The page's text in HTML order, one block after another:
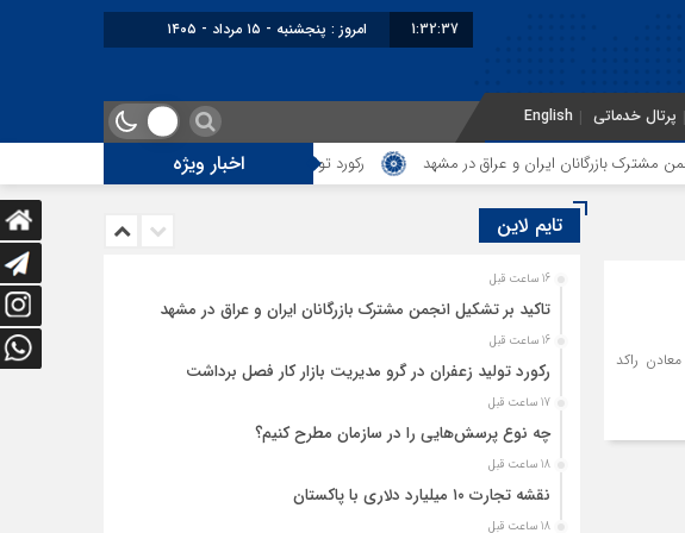
1:32:37 امروز : پنجشنبه - ۱۵ مرداد - ۱۴۰۵
پرتال خدماتی English
اخبار ویژه بازرگانان ایران و عراق در مشهد رکورد تولید زعفران در گرو مدیریت بازار کار فصل برداشت
راکد
تایم لاین
16 ساعت قبل
تاکید بر تشکیل انجمن مشترک بازرگانان ایران و عراق در مشهد
16 ساعت قبل
رکورد تولید زعفران در گرو مدیریت بازار کار فصل برداشت
17 ساعت قبل
چه نوع پرسش‌هایی را در سازمان مطرح کنیم؟
18 ساعت قبل
نقشه تجارت ۱۰‌ میلیارد دلاری با پاکستان
18 ساعت قبل